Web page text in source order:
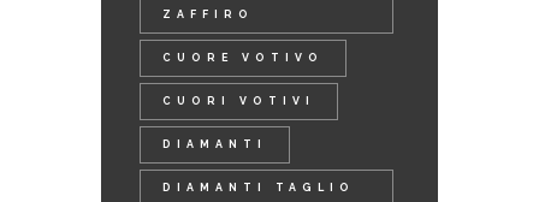
ZAFFIRO
CUORE VOTIVO
CUORI VOTIVI
DIAMANTI
DIAMANTI TAGLIO